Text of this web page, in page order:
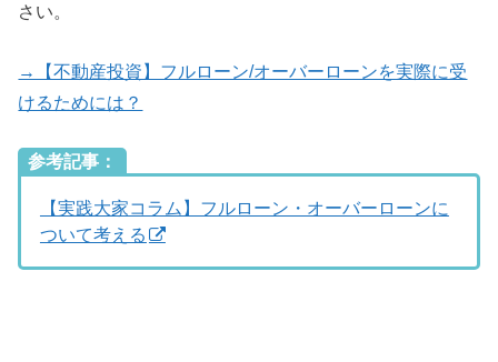
さい。
→【不動産投資】フルローン/オーバーローンを実際に受
けるためには？
参考記事：
【実践大家コラム】フルローン・オーバーローンに
ついて考える